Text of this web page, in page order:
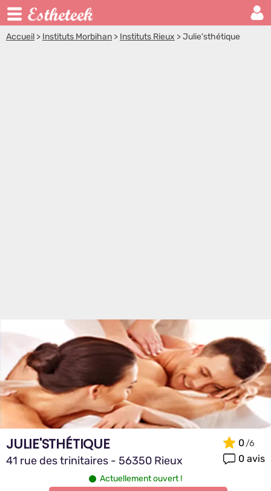
Accueil > Instituts Morbihan > Instituts Rieux >Julie'sthétique
JULIE'STHÉTIQUE
41 rue des trinitaires - 56350 Rieux
0
0 avis
Actuellement ouvert !